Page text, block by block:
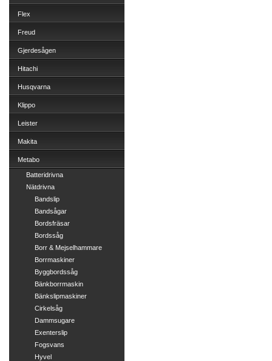
Flex
Freud
Gjerdesågen
Hitachi
Husqvarna
Klippo
Leister
Makita
Metabo
Batteridrivna
Nätdrivna
Bandslip
Bandsågar
Bordsfräsar
Bordssåg
Borr & Mejselhammare
Borrmaskiner
Byggbordssåg
Bänkborrmaskin
Bänkslipmaskiner
Cirkelsåg
Dammsugare
Exenterslip
Fogsvans
Hyvel